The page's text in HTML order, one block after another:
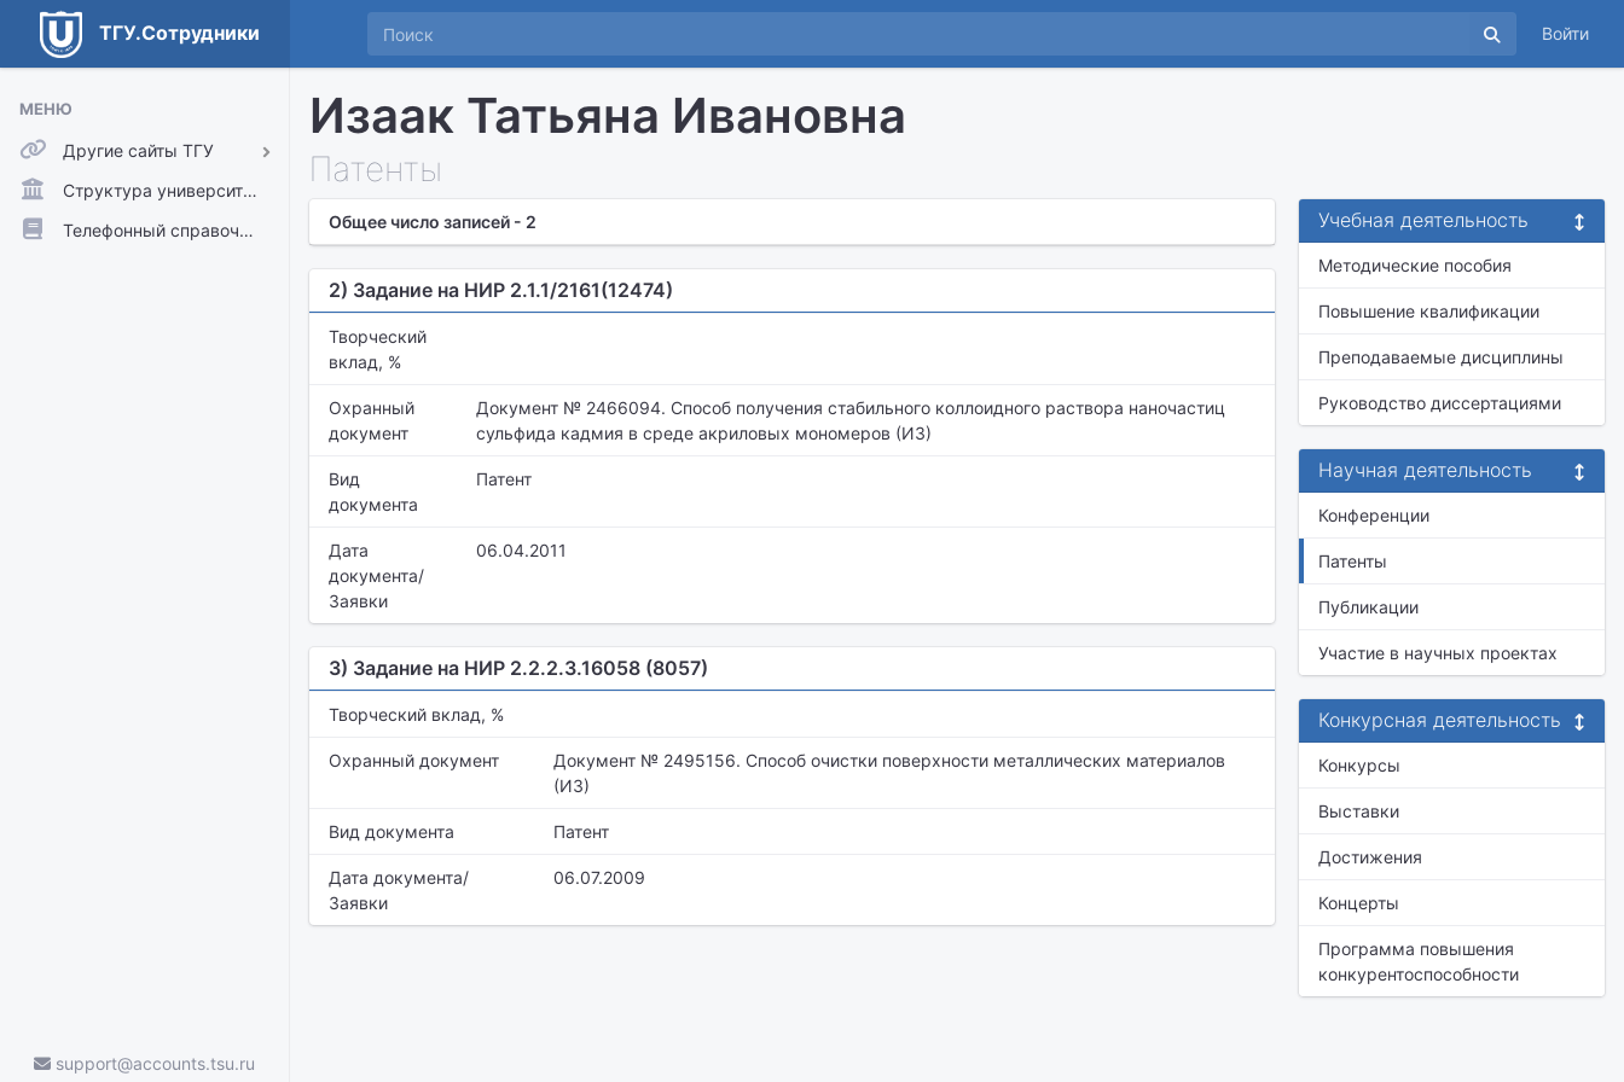
ТГУ.Сотрудники Войти
МЕНЮ
Другие сайты ТГУ
ТГУ.Аккаунты
ТГУ.Расписание
Структура университета
Телефонный справочник
support@accounts.tsu.ru
Изаак Татьяна Ивановна
Патенты
Общее число записей - 2
2) Задание на НИР 2.1.1/2161(12474)
Творческий
вклад, %
Охранный
документ
Документ № 2466094. Способ получения стабильного коллоидного раствора наночастиц
сульфида кадмия в среде акриловых мономеров (ИЗ)
Вид
документа
Патент
Дата
документа/
Заявки
06.04.2011
3) Задание на НИР 2.2.2.3.16058 (8057)
Творческий вклад, %
Охранный документ
Документ № 2495156. Способ очистки поверхности металлических материалов
(ИЗ)
Вид документа Патент
Дата документа/
Заявки
06.07.2009
Учебная деятельность
Методические пособия
Повышение квалификации
Преподаваемые дисциплины
Руководство диссертациями
Научная деятельность
Конференции
Патенты
Публикации
Участие в научных проектах
Конкурсная деятельность
Конкурсы
Выставки
Достижения
Концерты
Программа повышения
конкурентоспособности